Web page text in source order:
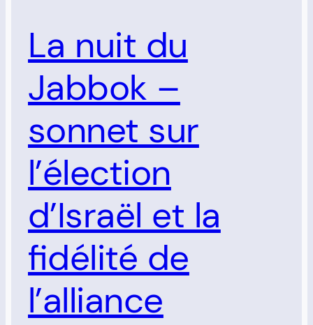
La nuit du
Jabbok –
sonnet sur
l’élection
d’Israël et la
fidélité de
l’alliance